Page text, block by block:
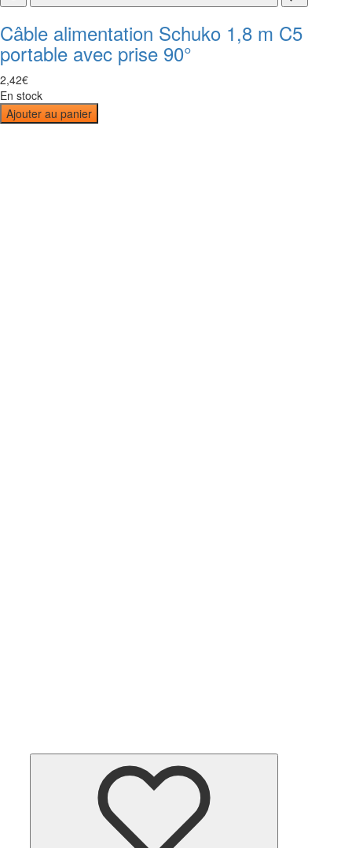
Câble alimentation Schuko 1,8 m C5
portable avec prise 90°
2,42€
En stock
Ajouter au panier